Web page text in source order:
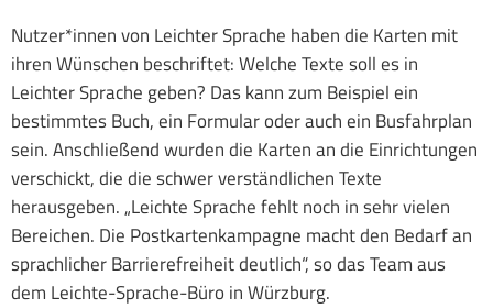
Nutzer*innen von Leichter Sprache haben die Karten mit
ihren Wünschen beschriftet: Welche Texte soll es in
Leichter Sprache geben? Das kann zum Beispiel ein
bestimmtes Buch, ein Formular oder auch ein Busfahrplan
sein. Anschließend wurden die Karten an die Einrichtungen
verschickt, die die schwer verständlichen Texte
herausgeben. „Leichte Sprache fehlt noch in sehr vielen
Bereichen. Die Postkartenkampagne macht den Bedarf an
sprachlicher Barrierefreiheit deutlich“, so das Team aus
dem Leichte-Sprache-Büro in Würzburg.